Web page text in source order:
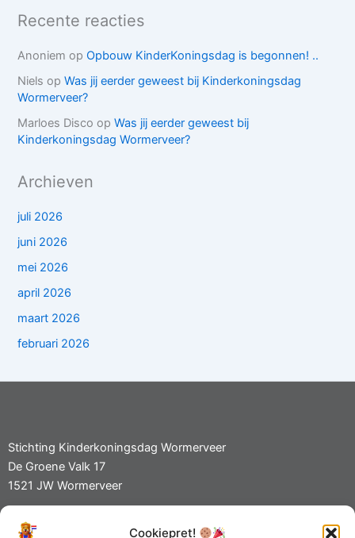
Cookiepret!
Recente reacties
Anoniem op Opbouw KinderKoningsdag is begonnen! ..
Niels opWas jij eerder geweest bij Kinderkoningsdag
Wormerveer?
Marloes Disco opWas jij eerder geweest bij
Kinderkoningsdag Wormerveer?
Archieven
juli 2026
juni 2026
mei 2026
april 2026
maart 2026
februari 2026
Stichting Kinderkoningsdag Wormerveer
De Groene Valk 17
1521 JW Wormerveer